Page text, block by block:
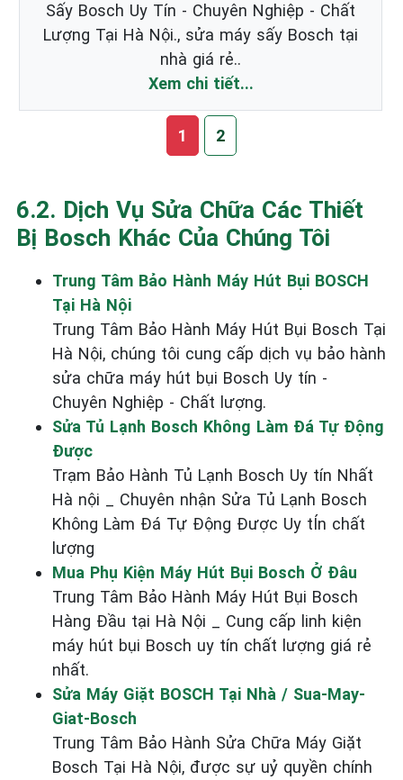
Sấy Bosch Uy Tín - Chuyên Nghiệp - Chất
Lượng Tại Hà Nội., sửa máy sấy Bosch tại
nhà giá rẻ..
Xem chi tiết...
1 2
6.2. Dịch Vụ Sửa Chữa Các Thiết
Bị Bosch Khác Của Chúng Tôi
Trung Tâm Bảo Hành Máy Hút Bụi BOSCH
Tại Hà Nội
Trung Tâm Bảo Hành Máy Hút Bụi Bosch Tại
Hà Nội, chúng tôi cung cấp dịch vụ bảo hành
sửa chữa máy hút bụi Bosch Uy tín -
Chuyên Nghiệp - Chất lượng.
Sửa Tủ Lạnh Bosch Không Làm Đá Tự Động
Được
Trạm Bảo Hành Tủ Lạnh Bosch Uy tín Nhất
Hà nội _ Chuyên nhận Sửa Tủ Lạnh Bosch
Không Làm Đá Tự Động Được Uy tÍn chất
lượng
Mua Phụ Kiện Máy Hút Bụi Bosch Ở Đâu
Trung Tâm Bảo Hành Máy Hút Bụi Bosch
Hàng Đầu tại Hà Nội _ Cung cấp linh kiện
máy hút bụi Bosch uy tín chất lượng giá rẻ
nhất.
Sửa Máy Giặt BOSCH Tại Nhà / Sua-May-
Giat-Bosch
Trung Tâm Bảo Hành Sửa Chữa Máy Giặt
Bosch Tại Hà Nội, được sự uỷ quyền chính